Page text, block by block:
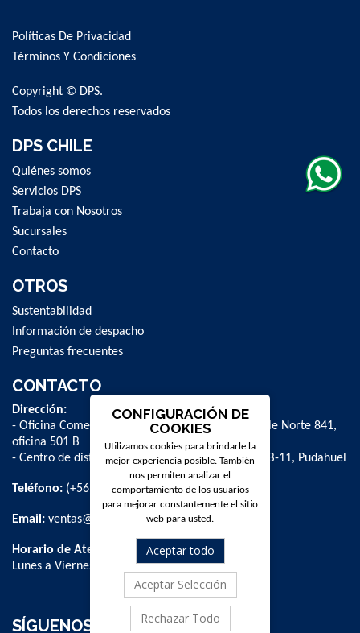
Our
Newsletter:
Políticas De Privacidad
Términos Y Condiciones
Copyright © DPS.
Todos los derechos reservados
DPS CHILE
Quiénes somos
Servicios DPS
Trabaja con Nosotros
Sucursales
Contacto
OTROS
Sustentabilidad
Información de despacho
Preguntas frecuentes
CONTACTO
Dirección:
- Oficina Comercial y administrativa: Avenida Valle Norte 841,
oficina 501 B
- Centro de distribución: La Farfana 500, bodega B-11, Pudahuel
Teléfono: (+56 2) 2 584 8900
Email: ventas@dpschile.cl
Horario de Atención:
Lunes a Viernes / 09:00 a 16:00 hrs
SÍGUENOS
CONFIGURACIÓN DE
COOKIES
Utilizamos cookies para brindarle la
mejor experiencia posible. También
nos permiten analizar el
comportamiento de los usuarios
para mejorar constantemente el sitio
web para usted.
Aceptar todo
Aceptar Selección
Rechazar Todo